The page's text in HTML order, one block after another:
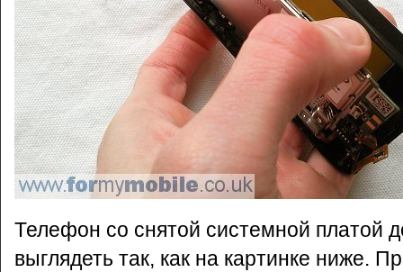
Телефон со снятой системной платой
выглядеть так, как на картинке ниже.